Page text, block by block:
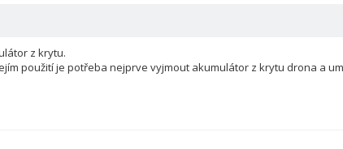
z krytu.
použití je potřeba nejprve vyjmout akumulátor z krytu drona a